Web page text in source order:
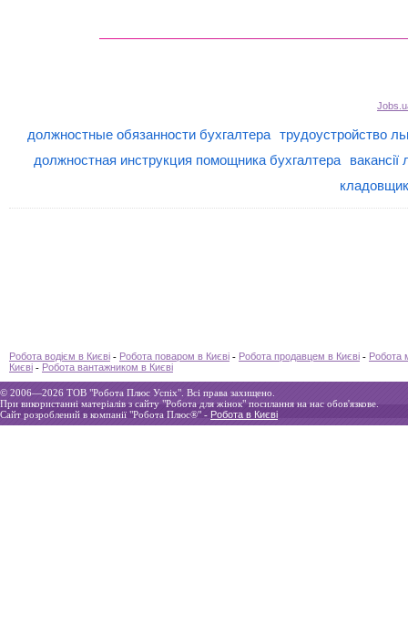
должностные обязанности бухгалтера
трудоустройство
должностная инструкция помощника бухгалтера
вакансії
Робота водієм в Києві - Робота поваром в Києві - Робота продавцем в Києві - Робота
Києві - Робота вантажником в Києві
© 2006—2026 ТOВ "Робота Плюс Успіх". Всі права захищено.
При використанні матеріалів з сайту "Робота для жінок" посилання на нас обов'язкове.
Сайт розроблений в компанії "Робота Плюс®" - Робота в Києві